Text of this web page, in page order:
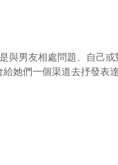
男友相處問題、自己
她們一個渠道去抒發